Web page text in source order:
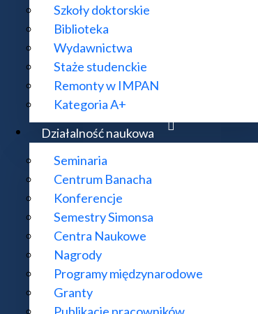
Szkoły doktorskie
Biblioteka
Wydawnictwa
Staże studenckie
Remonty w IMPAN
Kategoria A+
Działalność naukowa
Seminaria
Centrum Banacha
Konferencje
Semestry Simonsa
Centra Naukowe
Nagrody
Programy międzynarodowe
Granty